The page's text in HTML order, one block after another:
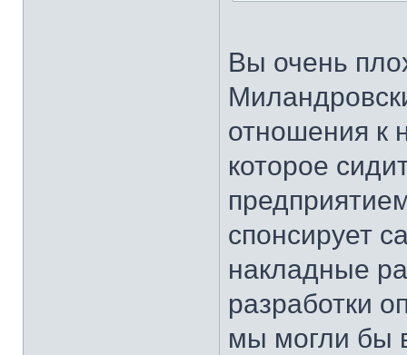
Вы очень
отношения к
которое
спонсирует
накладные
разработки
мы могли бы